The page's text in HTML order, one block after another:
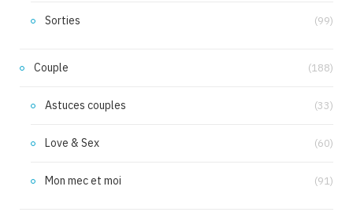
Sorties (99)
Couple (188)
Astuces couples (33)
Love & Sex (60)
Mon mec et moi (91)